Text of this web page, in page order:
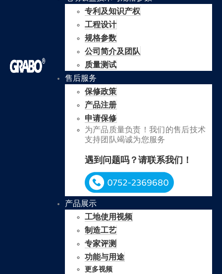
专利及知识产权
工程设计
规格参数
公司简介及团队
质量测试
售后服务
保修政策
产品注册
申请保修
为产品质量负责！我们的售后技术
支持团队竭诚为您服务
遇到问题吗？请联系我们！
产品展示
工地使用视频
制造工艺
专家评测
功能与用途
更多视频